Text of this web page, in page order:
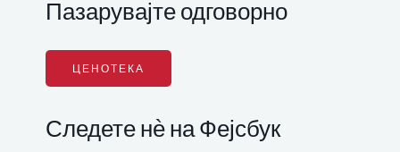
Пазарувајте одговорно
ЦЕНОТЕКА
Следете нѐ на Фејсбук